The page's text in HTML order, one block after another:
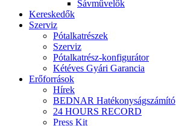
Sávművelők
Kereskedők
Szerviz
Pótalkatrészek
Szerviz
Pótalkatrész-konfigurátor
Kétéves Gyári Garancia
Erőforrások
Hírek
BEDNAR Hatékonyságszámító
24 HOURS RECORD
Press Kit